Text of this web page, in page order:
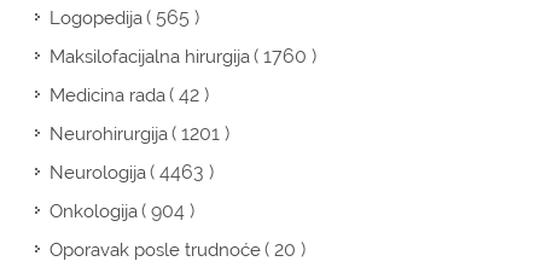
Logopedija( 565 )
Maksilofacijalna hirurgija( 1760 )
Medicina rada( 42 )
Neurohirurgija( 1201 )
Neurologija( 4463 )
Onkologija( 904 )
Oporavak posle trudnoće( 20 )